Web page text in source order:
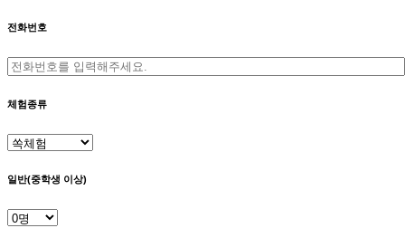
전화번호
체험종류
일반(중학생 이상)